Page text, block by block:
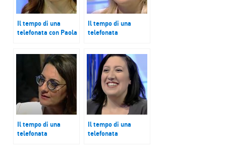
Il tempo di una
telefonata con Paola
scrittrice
Il tempo di una
telefonata
Il tempo di una
telefonata
Il tempo di una
telefonata